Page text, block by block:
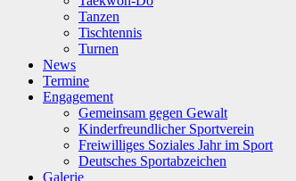
Tanzen
Tischtennis
Turnen
News
Termine
Engagement
Gemeinsam gegen Gewalt
Kinderfreundlicher Sportverein
Freiwilliges Soziales Jahr im Sport
Deutsches Sportabzeichen
Galerie